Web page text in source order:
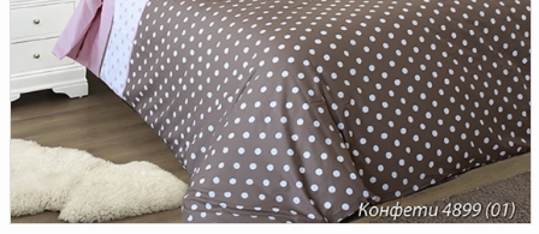
Как оформить заказ
Вакансии
Как нас найти
Написать нам
Доверенность на
получение груза
Документы по работе с
персональными данными
Письмо руководителю